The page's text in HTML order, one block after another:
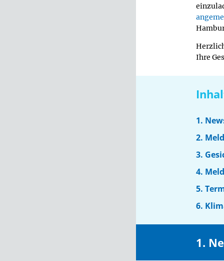
Ihre
1.
2.
3.
4.
5.
6.
1.